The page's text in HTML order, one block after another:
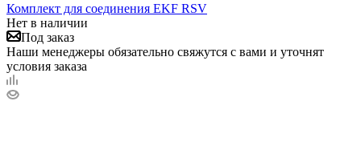
Комплект для соединения EKF RSV
Нет в наличии
Под заказ
Наши менеджеры обязательно свяжутся с вами и уточнят
условия заказа